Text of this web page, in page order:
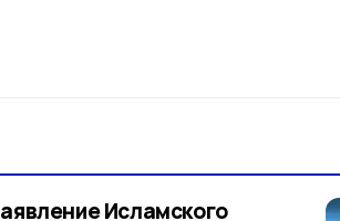
Исламского